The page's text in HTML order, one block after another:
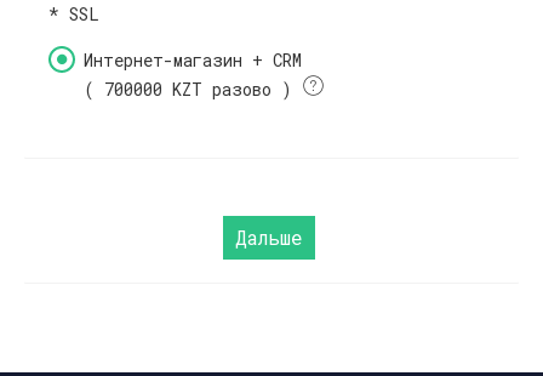
* SSL
Интернет-магазин + CRM
( 700000 KZT разово )